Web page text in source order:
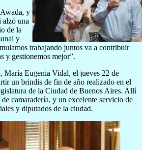
y
alzó una
de la
y
trabajando juntos va a contribuir
y gestionemos mejor”.
María Eugenia Vidal, el jueves 22 de
un brindis de fin de año realizado en el
de la Ciudad de Buenos Aires. Allí
camaradería, y un excelente servicio de
y diputados de la ciudad.